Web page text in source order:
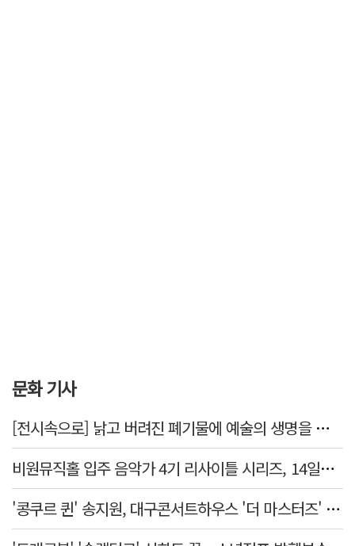
문화 기사
[전시속으로] 낡고 버려진 폐기물에 예술의 생명을 불어넣다…김결수 개인전
비원뮤직홀 입주 음악가 4기 리사이틀 시리즈, 14일부터 6주간 개최
'콩쿠르 퀸' 송지원, 대구콘서트하우스 '더 마스터즈' 무대 오른다